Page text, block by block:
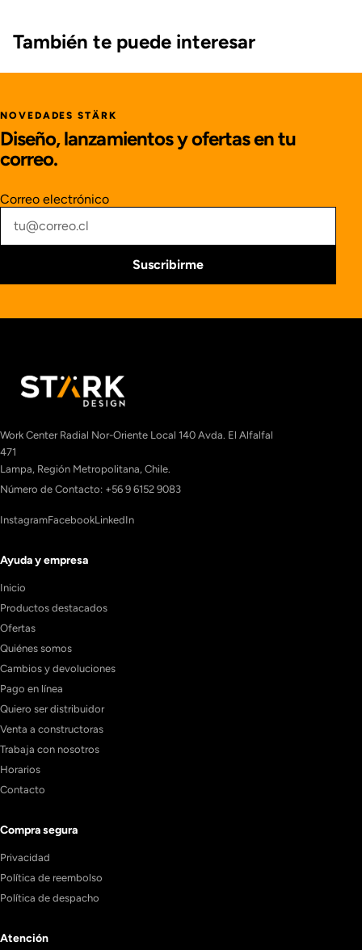
También te puede interesar
NOVEDADES STÄRK
Diseño, lanzamientos y ofertas en tu
correo.
Correo electrónico
Suscribirme
Work Center Radial Nor-Oriente Local 140 Avda. El Alfalfal
471
Lampa, Región Metropolitana, Chile.
Número de Contacto: +56 9 6152 9083
InstagramFacebookLinkedIn
Ayuda y empresa
Inicio
Productos destacados
Ofertas
Quiénes somos
Cambios y devoluciones
Pago en línea
Quiero ser distribuidor
Venta a constructoras
Trabaja con nosotros
Horarios
Contacto
Compra segura
Privacidad
Política de reembolso
Política de despacho
Atención